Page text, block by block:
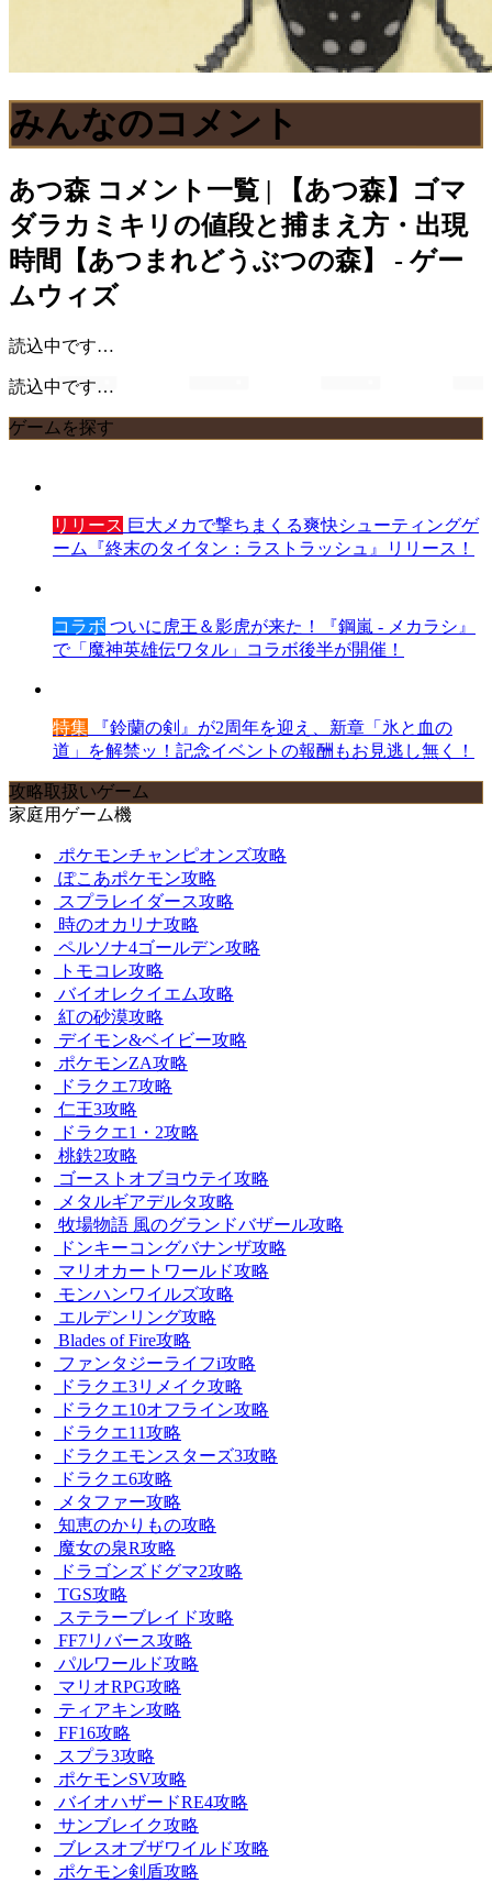
みんなのコメント
あつ森 コメント一覧 | 【あつ森】ゴマ
ダラカミキリの値段と捕まえ方・出現
時間【あつまれどうぶつの森】 - ゲー
ムウィズ
読込中です…
読込中です…
ゲームを探す
リリース 巨大メカで撃ちまくる爽快シューティングゲ
ーム『終末のタイタン：ラストラッシュ』リリース！
コラボ ついに虎王＆影虎が来た！『鋼嵐 - メカラシ』
で「魔神英雄伝ワタル」コラボ後半が開催！
特集 『鈴蘭の剣』が2周年を迎え、新章「氷と血の
道」を解禁ッ！記念イベントの報酬もお見逃し無く！
攻略取扱いゲーム
家庭用ゲーム機
ポケモンチャンピオンズ攻略
ぽこあポケモン攻略
スプラレイダース攻略
時のオカリナ攻略
ペルソナ4ゴールデン攻略
トモコレ攻略
バイオレクイエム攻略
紅の砂漠攻略
デイモン&ベイビー攻略
ポケモンZA攻略
ドラクエ7攻略
仁王3攻略
ドラクエ1・2攻略
桃鉄2攻略
ゴーストオブヨウテイ攻略
メタルギアデルタ攻略
牧場物語 風のグランドバザール攻略
ドンキーコングバナンザ攻略
マリオカートワールド攻略
モンハンワイルズ攻略
エルデンリング攻略
Blades of Fire攻略
ファンタジーライフi攻略
ドラクエ3リメイク攻略
ドラクエ10オフライン攻略
ドラクエ11攻略
ドラクエモンスターズ3攻略
ドラクエ6攻略
メタファー攻略
知恵のかりもの攻略
魔女の泉R攻略
ドラゴンズドグマ2攻略
TGS攻略
ステラーブレイド攻略
FF7リバース攻略
パルワールド攻略
マリオRPG攻略
ティアキン攻略
FF16攻略
スプラ3攻略
ポケモンSV攻略
バイオハザードRE4攻略
サンブレイク攻略
ブレスオブザワイルド攻略
ポケモン剣盾攻略